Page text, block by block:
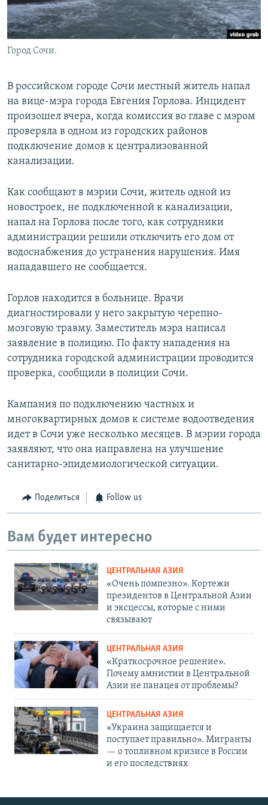
Город Сочи.
В российском городе Сочи местный житель напал
на вице-мэра города Евгения Горлова. Инцидент
произошел вчера, когда комиссия во главе с мэром
проверяла в одном из городских районов
подключение домов к централизованной
канализации.
Как сообщают в мэрии Сочи, житель одной из
новостроек, не подключенной к канализации,
напал на Горлова после того, как сотрудники
администрации решили отключить его дом от
водоснабжения до устранения нарушения. Имя
нападавшего не сообщается.
Горлов находится в больнице. Врачи
диагностировали у него закрытую черепно-
мозговую травму. Заместитель мэра написал
заявление в полицию. По факту нападения на
сотрудника городской администрации проводится
проверка, сообщили в полиции Сочи.
Кампания по подключению частных и
многоквартирных домов к системе водоотведения
идет в Сочи уже несколько месяцев. В мэрии города
заявляют, что она направлена на улучшение
санитарно-эпидемиологической ситуации.
Поделиться Follow us
Вам будет интересно
ЦЕНТРАЛЬНАЯ АЗИЯ
«Очень помпезно». Кортежи
президентов в Центральной Азии
и эксцессы, которые с ними
связывают
ЦЕНТРАЛЬНАЯ АЗИЯ
«Краткосрочное решение».
Почему амнистии в Центральной
Азии не панацея от проблемы?
ЦЕНТРАЛЬНАЯ АЗИЯ
«Украина защищается и
поступает правильно». Мигранты
— о топливном кризисе в России
и его последствиях